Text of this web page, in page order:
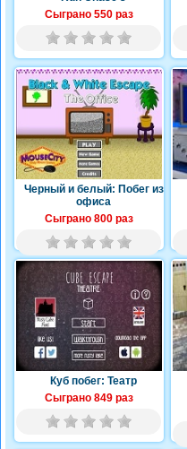
Сыграно 550 раз
Черный и белый: Побег из
офиса
Сыграно 800 раз
Куб побег: Театр
Сыграно 849 раз